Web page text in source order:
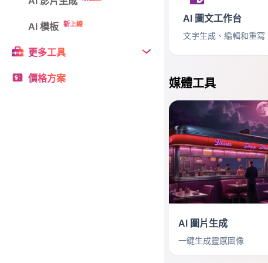
AI 模板 新上線
更多工具
價格方案
AI 圖文工作台
文字生成、編輯和重寫
媒體工具
AI 圖片生成
一鍵生成靈感圖像